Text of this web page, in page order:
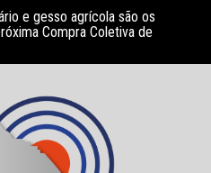
e gesso agrícola são os
Compra Coletiva de
com a Associação Nosso Lar
a crianças com TEA